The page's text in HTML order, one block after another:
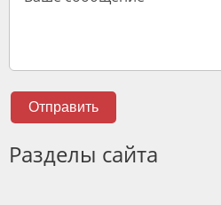
Отправить
Разделы сайта